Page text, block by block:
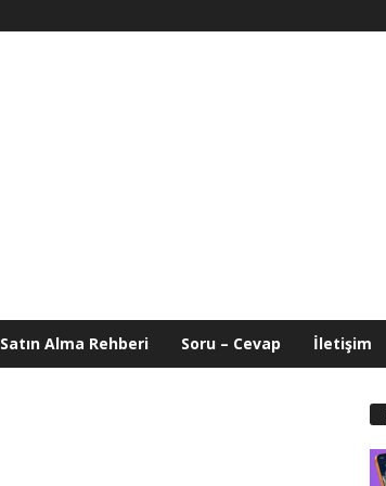
Satın Alma Rehberi Soru – Cevap İletişim